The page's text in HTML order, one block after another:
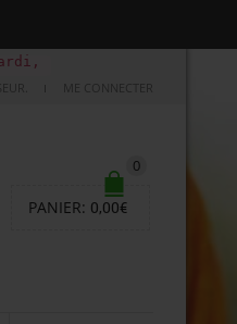
Samedi (Basse-
ME CONNECTER
0
PANIER: 0,00€